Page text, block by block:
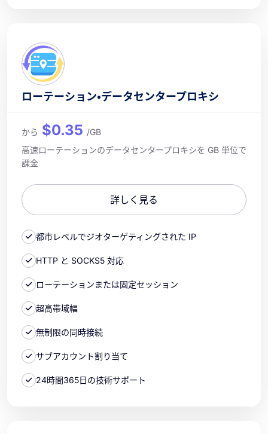
ローテーション・データセンタープロキシ
から $0.35 /GB
高速ローテーションのデータセンタープロキシを GB 単位で
課金
詳しく見る
都市レベルでジオターゲティングされた IP
HTTP と SOCKS5 対応
ローテーションまたは固定セッション
超高帯域幅
無制限の同時接続
サブアカウント割り当て
24時間365日の技術サポート